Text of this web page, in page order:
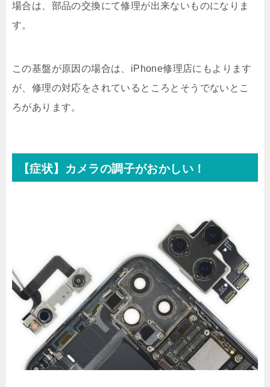
場合は、部品の交換にて修理が出来ないものになりま
す。
この基盤が原因の場合は、iPhone修理店にもよります
が、修理の対応をされているところとそうでないとこ
ろがあります。
【症状】カメラの調子がおかしい！